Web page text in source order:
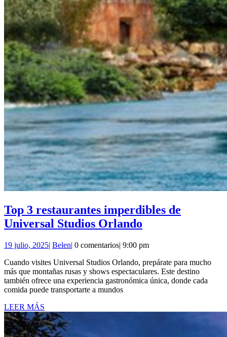
Top 3 restaurantes imperdibles de
Universal Studios Orlando
restaurantes
imperdibles
de
19 julio, 202519
2025
| BelenBelen
| 0 comentarios| 9:00 pm
Cuando visites Universal Studios Orlando, prepárate para mucho
más que montañas rusas y shows espectaculares. Este destino
también ofrece una experiencia gastronómica única, donde cada
comida puede transportarte a mundos
LEER MÁS
MÁS